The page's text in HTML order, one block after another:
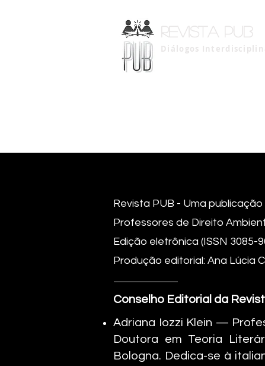
Revista pub
Diálogos
Revista PUB - Uma
Professores de Direito
Edição eletrônica (ISSN 3085-
Produção editorial: Ana Lúcia
Conselho Editorial da
Adriana Iozzi Klein —
Doutora em Teoria
Bologna. Dedica-se à